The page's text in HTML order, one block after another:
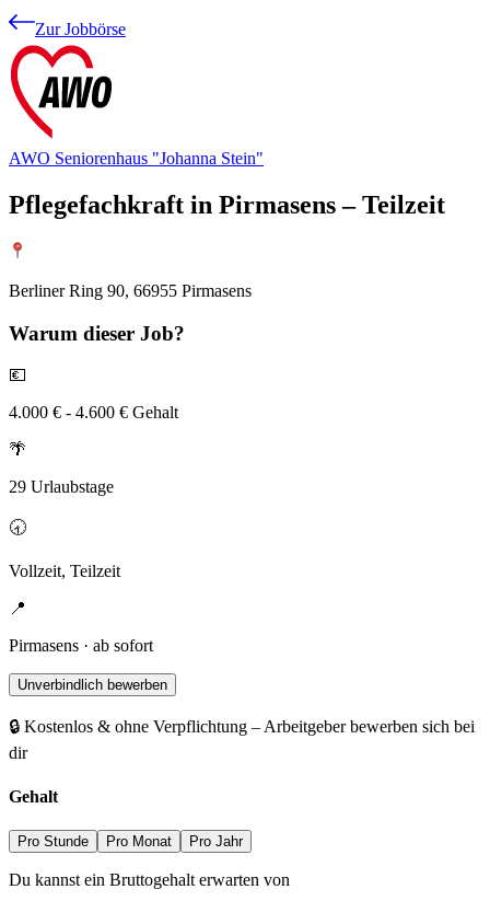
Zur Jobbörse
AWO Seniorenhaus "Johanna Stein"
Pflegefachkraft in Pirmasens – Teilzeit
Berliner Ring 90, 66955 Pirmasens
Warum dieser Job?
💶
4.000 € - 4.600 € Gehalt
🌴
29 Urlaubstage
🕣
Vollzeit, Teilzeit
📍
Pirmasens · ab sofort
Unverbindlich bewerben
🔒 Kostenlos & ohne Verpflichtung – Arbeitgeber bewerben sich bei
dir
Gehalt
Pro Stunde Pro Monat Pro Jahr
Du kannst ein Bruttogehalt erwarten von